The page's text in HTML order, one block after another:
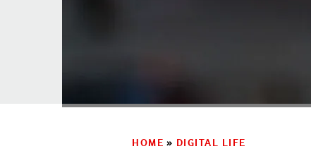
HOME » DIGITAL LIFE